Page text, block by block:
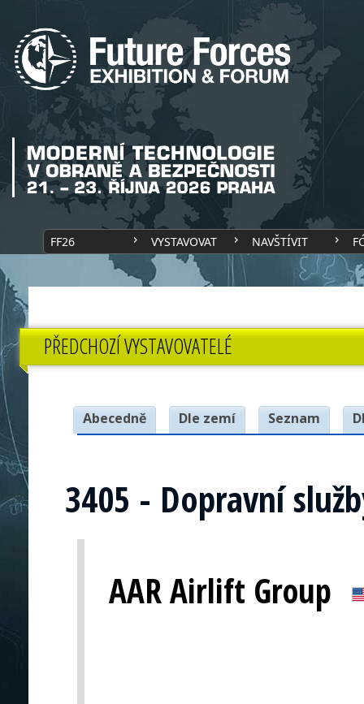
FF26 VYSTAVOVAT NAVŠTÍVIT
PŘEDCHOZÍ VYSTAVOVATELÉ
Abecedně Dle zemí Seznam
3405 - Dopravní
AAR Airlift Group